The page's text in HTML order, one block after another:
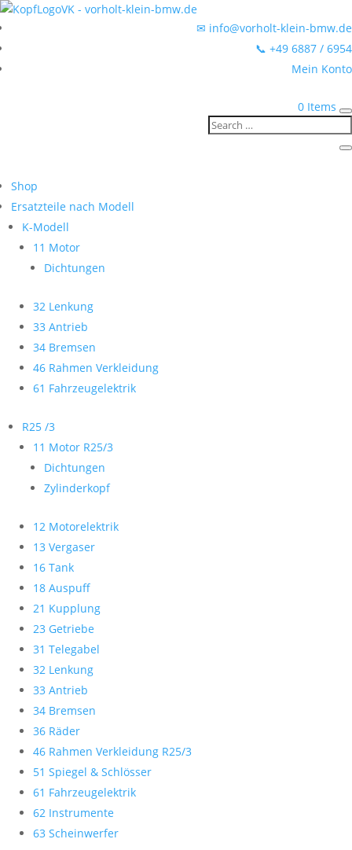
✉ info@vorholt-klein-bmw.de
📞 +49 6887 / 6954
Mein Konto
0 Items
Shop
Ersatzteile nach Modell
K-Modell
11 Motor
Dichtungen
32 Lenkung
33 Antrieb
34 Bremsen
46 Rahmen Verkleidung
61 Fahrzeugelektrik
R25 /3
11 Motor R25/3
Dichtungen
Zylinderkopf
12 Motorelektrik
13 Vergaser
16 Tank
18 Auspuff
21 Kupplung
23 Getriebe
31 Telegabel
32 Lenkung
33 Antrieb
34 Bremsen
36 Räder
46 Rahmen Verkleidung R25/3
51 Spiegel & Schlösser
61 Fahrzeugelektrik
62 Instrumente
63 Scheinwerfer